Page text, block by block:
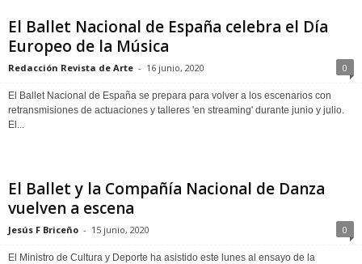
El Ballet Nacional de España celebra el Día
Europeo de la Música
Redacción Revista de Arte - 16 junio, 2020 0
El Ballet Nacional de España se prepara para volver a los escenarios con
retransmisiones de actuaciones y talleres 'en streaming' durante junio y julio.
El...
El Ballet y la Compañía Nacional de Danza
vuelven a escena
Jesús F Briceño - 15 junio, 2020 0
El Ministro de Cultura y Deporte ha asistido este lunes al ensayo de la